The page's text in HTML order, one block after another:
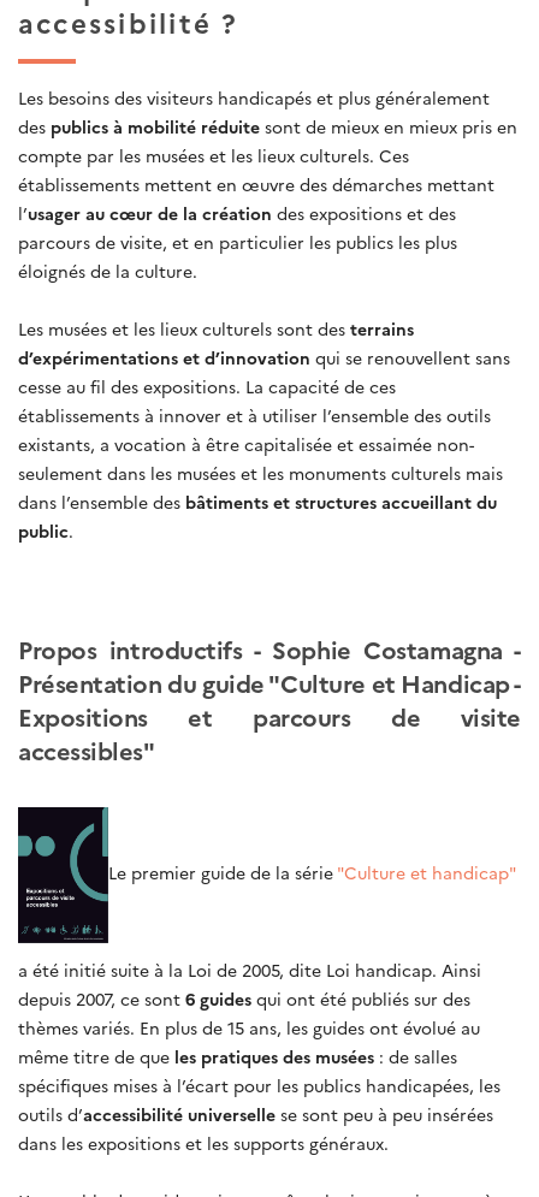
accessibilité ?
Les besoins des visiteurs handicapés et plus généralement
des publics à mobilité réduite sont de mieux en mieux pris en
compte par les musées et les lieux culturels. Ces
établissements mettent en œuvre des démarches mettant
l’usager au cœur de la création des expositions et des
parcours de visite, et en particulier les publics les plus
éloignés de la culture.
Les musées et les lieux culturels sont des terrains
d’expérimentations et d’innovation qui se renouvellent sans
cesse au fil des expositions. La capacité de ces
établissements à innover et à utiliser l’ensemble des outils
existants, a vocation à être capitalisée et essaimée non-
seulement dans les musées et les monuments culturels mais
dans l’ensemble des bâtiments et structures accueillant du
public.
Propos introductifs - Sophie Costamagna -
Présentation du guide "Culture et Handicap -
Expositions et parcours de visite
accessibles"
Le premier guide de la série "Culture et handicap"
a été initié suite à la Loi de 2005, dite Loi handicap. Ainsi
depuis 2007, ce sont 6 guides qui ont été publiés sur des
thèmes variés. En plus de 15 ans, les guides ont évolué au
même titre de que les pratiques des musées : de salles
spécifiques mises à l’écart pour les publics handicapées, les
outils d’accessibilité universelle se sont peu à peu insérées
dans les expositions et les supports généraux.